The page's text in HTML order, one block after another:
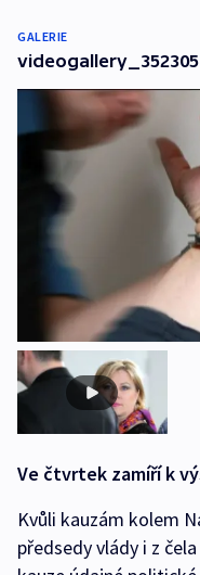
GALERIE
videogallery_352305
Ve čtvrtek zamíří k
Kvůli kauzám kolem
předsedy vlády i z